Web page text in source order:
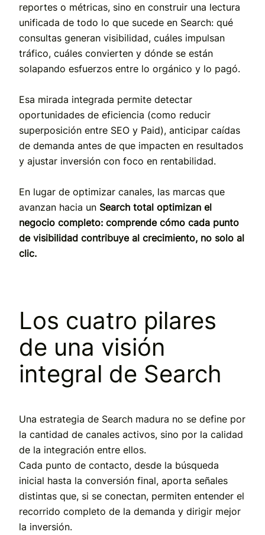
reportes o métricas, sino en construir una lectura
unificada de todo lo que sucede en Search: qué
consultas generan visibilidad, cuáles impulsan
tráfico, cuáles convierten y dónde se están
solapando esfuerzos entre lo orgánico y lo pagó.
Esa mirada integrada permite detectar
oportunidades de eficiencia (como reducir
superposición entre SEO y Paid), anticipar caídas
de demanda antes de que impacten en resultados
y ajustar inversión con foco en rentabilidad.
En lugar de optimizar canales, las marcas que
avanzan hacia un Search total optimizan el
negocio completo: comprende cómo cada punto
de visibilidad contribuye al crecimiento, no solo al
clic.
Los cuatro pilares
de una visión
integral de Search
Una estrategia de Search madura no se define por
la cantidad de canales activos, sino por la calidad
de la integración entre ellos.
Cada punto de contacto, desde la búsqueda
inicial hasta la conversión final, aporta señales
distintas que, si se conectan, permiten entender el
recorrido completo de la demanda y dirigir mejor
la inversión.